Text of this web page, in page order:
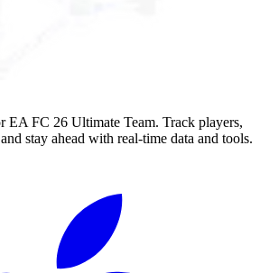
EA FC 26 Ultimate Team. Track players,
stay ahead with real-time data and tools.